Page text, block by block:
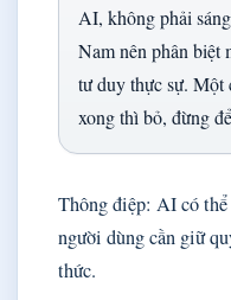
AI, không phải
Nam nên phân biệt
tư duy thực sự. Một
xong thì bỏ, đừng
Thông điệp: AI có
người dùng cần giữ
thức.